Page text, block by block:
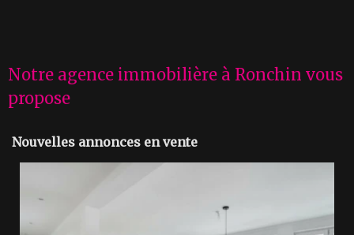
Notre agence immobilière à Ronchin vous
propose
Nouvelles annonces en vente